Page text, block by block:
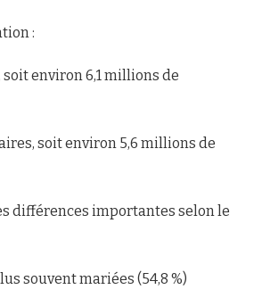
:
soit environ 6,1 millions de
soit environ 5,6 millions de
différences importantes selon le
souvent mariées (54,8 %)